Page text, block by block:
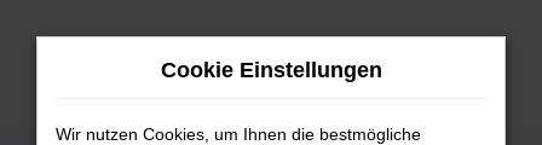
Zum
Cookie Einstellungen
Wir nutzen Cookies, um Ihnen die bestmögliche